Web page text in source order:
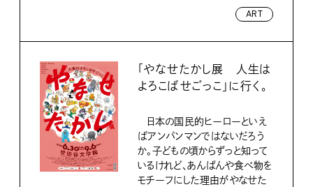
ART
「やなせたかし展 人生は
よろこばせごっこ」に行く。
日本の国民的ヒーローといえ
ばアンパンマンではないだろう
か。子どもの頃からずっと知って
いるけれど、あんぱんや食べ物を
モチーフにした理由がやなせた